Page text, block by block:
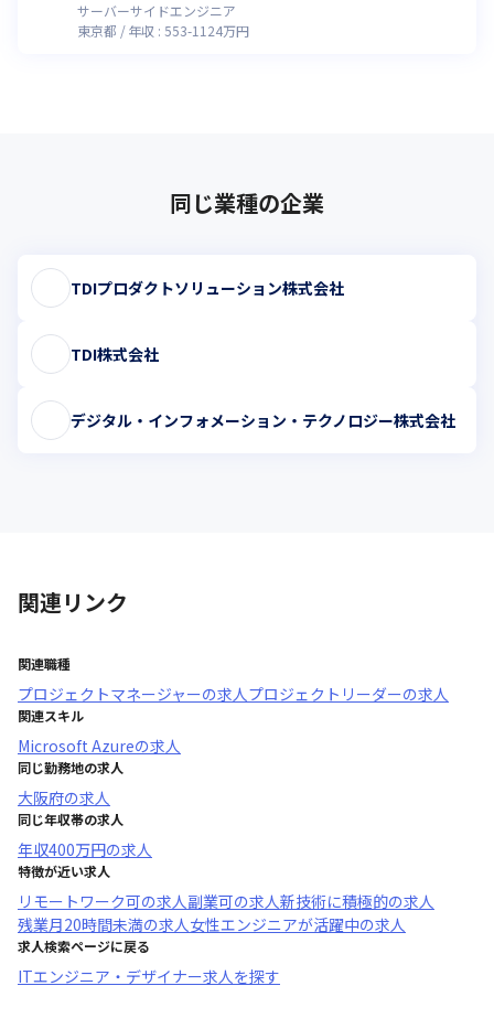
サーバーサイドエンジニア
東京都
年収 : 553-1124万円
同じ業種の企業
TDIプロダクトソリューション株式会社
TDI株式会社
デジタル・インフォメーション・テクノロジー株式会社
関連リンク
関連職種
プロジェクトマネージャーの求人プロジェクトリーダーの求人
関連スキル
Microsoft Azureの求人
同じ勤務地の求人
大阪府の求人
同じ年収帯の求人
年収400万円の求人
特徴が近い求人
リモートワーク可の求人副業可の求人新技術に積極的の求人
残業月20時間未満の求人女性エンジニアが活躍中の求人
求人検索ページに戻る
ITエンジニア・デザイナー求人を探す